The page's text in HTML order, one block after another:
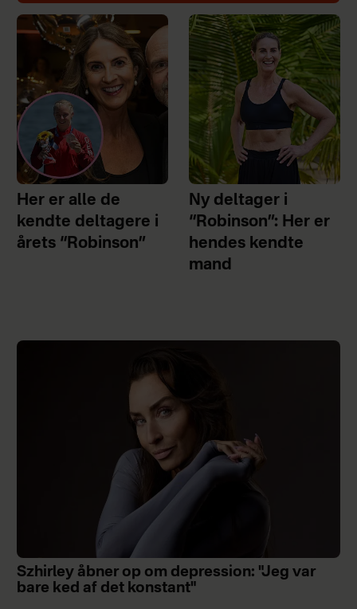
Her er alle de
kendte deltagere i
årets “Robinson”
Ny deltager i
“Robinson”: Her er
hendes kendte
mand
Szhirley åbner op om depression: "Jeg var
bare ked af det konstant"